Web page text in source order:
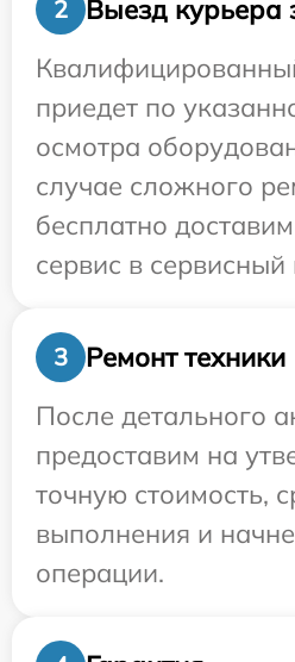
2
Выезд курьера
приедет по
осмотра
случае сложного
бесплатно
сервис в
3
Ремонт техники
После детального
предоставим на
точную стоимость,
выполнения и
операции.